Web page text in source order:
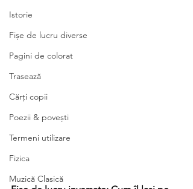
Istorie
Fișe de lucru diverse
Pagini de colorat
Trasează
Cărți copii
Poezii & povești
Termeni utilizare
Fizica
Muzică Clasică